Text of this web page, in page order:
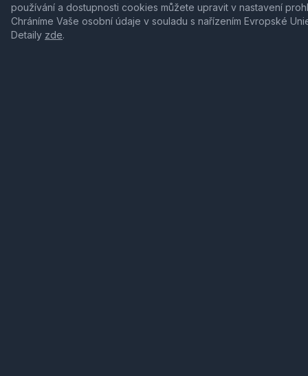
používání a dostupnosti cookies můžete upravit v nastavení
Chráníme Vaše osobní údaje v souladu s nařízením Evropské
Detaily zde.